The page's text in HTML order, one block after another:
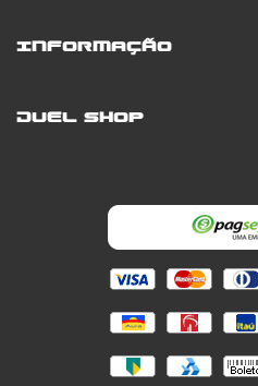
Informação
Duel Shop